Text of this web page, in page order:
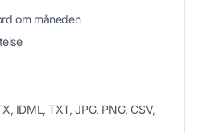
om måneden
IDML, TXT, JPG, PNG, CSV,